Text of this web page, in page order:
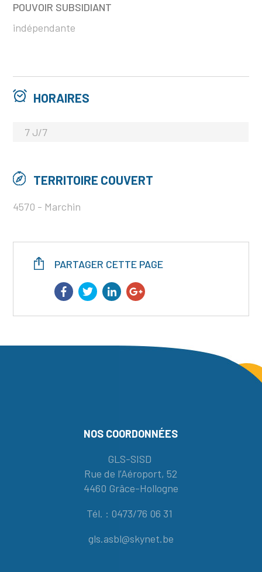
POUVOIR SUBSIDIANT
indépendante
HORAIRES
7 J/7
TERRITOIRE COUVERT
4570 - Marchin
PARTAGER CETTE PAGE
NOS COORDONNÉES
GLS-SISD
Rue de l’Aéroport, 52
4460 Grâce-Hollogne
Tél. : 0473/76 06 31
gls.asbl@skynet.be